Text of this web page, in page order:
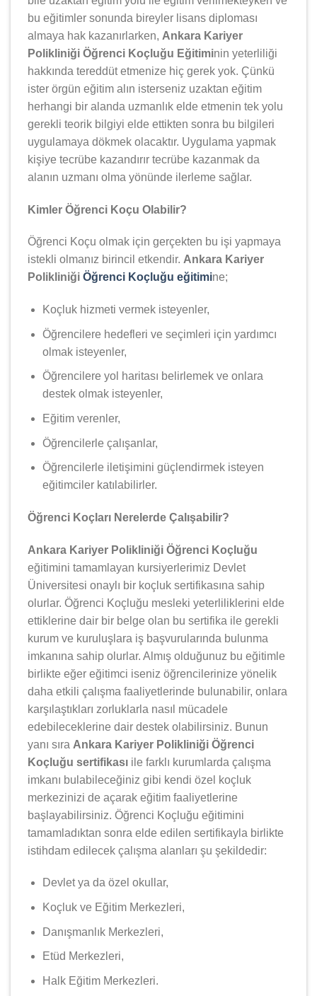
bu eğitimler sonunda bireyler lisans diploması
almaya hak kazanırlarken, Ankara Kariyer
Polikliniği Öğrenci Koçluğu Eğitiminin yeterliliği
hakkında tereddüt etmenize hiç gerek yok. Çünkü
ister örgün eğitim alın isterseniz uzaktan eğitim
herhangi bir alanda uzmanlık elde etmenin tek yolu
gerekli teorik bilgiyi elde ettikten sonra bu bilgileri
uygulamaya dökmek olacaktır. Uygulama yapmak
kişiye tecrübe kazandırır tecrübe kazanmak da
alanın uzmanı olma yönünde ilerleme sağlar.
Kimler Öğrenci Koçu Olabilir?
Öğrenci Koçu olmak için gerçekten bu işi yapmaya
istekli olmanız birincil etkendir. Ankara Kariyer
Polikliniği Öğrenci Koçluğu eğitimine;
Koçluk hizmeti vermek isteyenler,
Öğrencilere hedefleri ve seçimleri için yardımcı
olmak isteyenler,
Öğrencilere yol haritası belirlemek ve onlara
destek olmak isteyenler,
Eğitim verenler,
Öğrencilerle çalışanlar,
Öğrencilerle iletişimini güçlendirmek isteyen
eğitimciler katılabilirler.
Öğrenci Koçları Nerelerde Çalışabilir?
Ankara Kariyer Polikliniği Öğrenci Koçluğu
eğitimini tamamlayan kursiyerlerimiz Devlet
Üniversitesi onaylı bir koçluk sertifikasına sahip
olurlar. Öğrenci Koçluğu mesleki yeterliliklerini elde
ettiklerine dair bir belge olan bu sertifika ile gerekli
kurum ve kuruluşlara iş başvurularında bulunma
imkanına sahip olurlar. Almış olduğunuz bu eğitimle
birlikte eğer eğitimci iseniz öğrencilerinize yönelik
daha etkili çalışma faaliyetlerinde bulunabilir, onlara
karşılaştıkları zorluklarla nasıl mücadele
edebileceklerine dair destek olabilirsiniz. Bunun
yanı sıra Ankara Kariyer Polikliniği Öğrenci
Koçluğu sertifikası ile farklı kurumlarda çalışma
imkanı bulabileceğiniz gibi kendi özel koçluk
merkezinizi de açarak eğitim faaliyetlerine
başlayabilirsiniz. Öğrenci Koçluğu eğitimini
tamamladıktan sonra elde edilen sertifikayla birlikte
istihdam edilecek çalışma alanları şu şekildedir:
Devlet ya da özel okullar,
Koçluk ve Eğitim Merkezleri,
Danışmanlık Merkezleri,
Etüd Merkezleri,
Halk Eğitim Merkezleri.